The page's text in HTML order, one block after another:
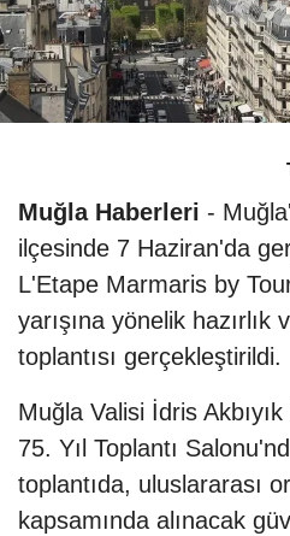
Muğla Haberleri -
ilçesinde 7 Haziran'da
L'Etape Marmaris by
yarışına yönelik hazırlık
toplantısı gerçekleştirildi.
Muğla Valisi İdris
75. Yıl Toplantı
toplantıda, uluslararası
kapsamında alınacak